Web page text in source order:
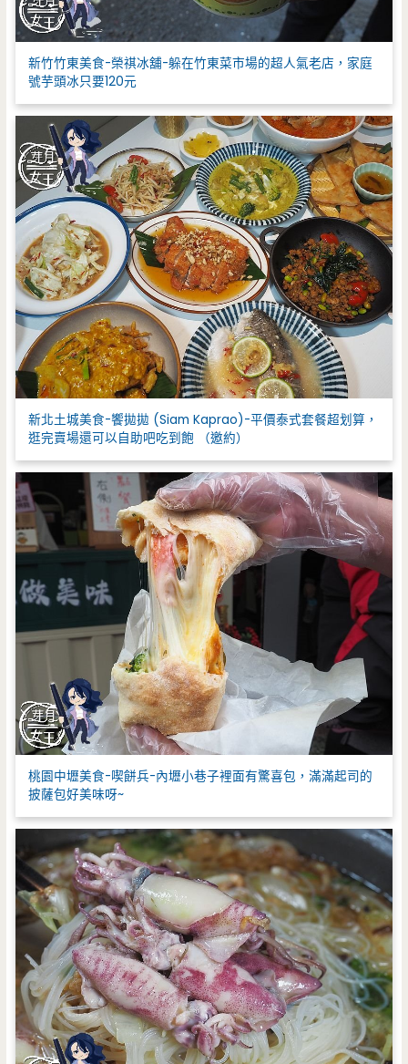
新竹竹東美食-榮祺冰舖-躲在竹東菜市場的超人氣老店，家庭
號芋頭冰只要120元
新北土城美食-饗拋拋 (Siam Kaprao)-平價泰式套餐超划算，
逛完賣場還可以自助吧吃到飽 （邀約）
桃園中壢美食-喫餅兵-內壢小巷子裡面有驚喜包，滿滿起司的
披薩包好美味呀~